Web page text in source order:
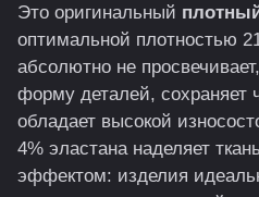
Это оригинальный
оптимальной плотностью
абсолютно не
форму деталей, сохраняет
обладает высокой
4% эластана наделяет
эффектом: изделия